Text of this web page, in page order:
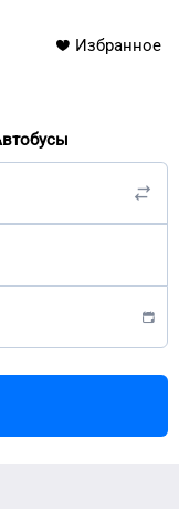
Избранное